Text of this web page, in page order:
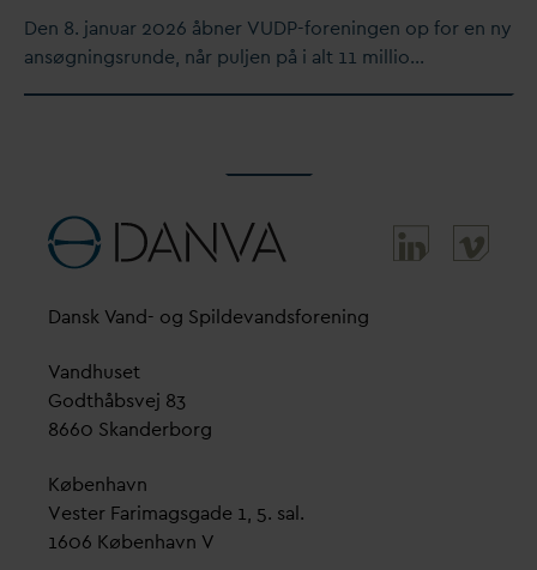
Den 8. januar 2026 åbner VUDP-foreningen op for en ny
ansøgningsrunde, når puljen på i alt 11 millio…
Dansk Vand- og Spildevandsforening
Vandhuset
Godthåbsvej 83
8660 Skanderborg
København
Vester Farimagsgade 1, 5. sal.
1606 København V